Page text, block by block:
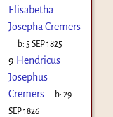
Elisabetha
Josepha Cremers
b: 5 SEP 1825
9 Hendricus
Josephus
Cremers
b:29
SEP 1826